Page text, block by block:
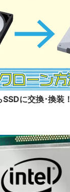
SSDに交換･換装